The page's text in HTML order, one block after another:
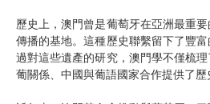
歷史上，澳門曾是葡萄牙在亞洲最重
傳播的基地。這種歷史聯繫留下了豐
過對這些遺產的研究，澳門學不僅梳
葡關係、中國與葡語國家合作提供了歷